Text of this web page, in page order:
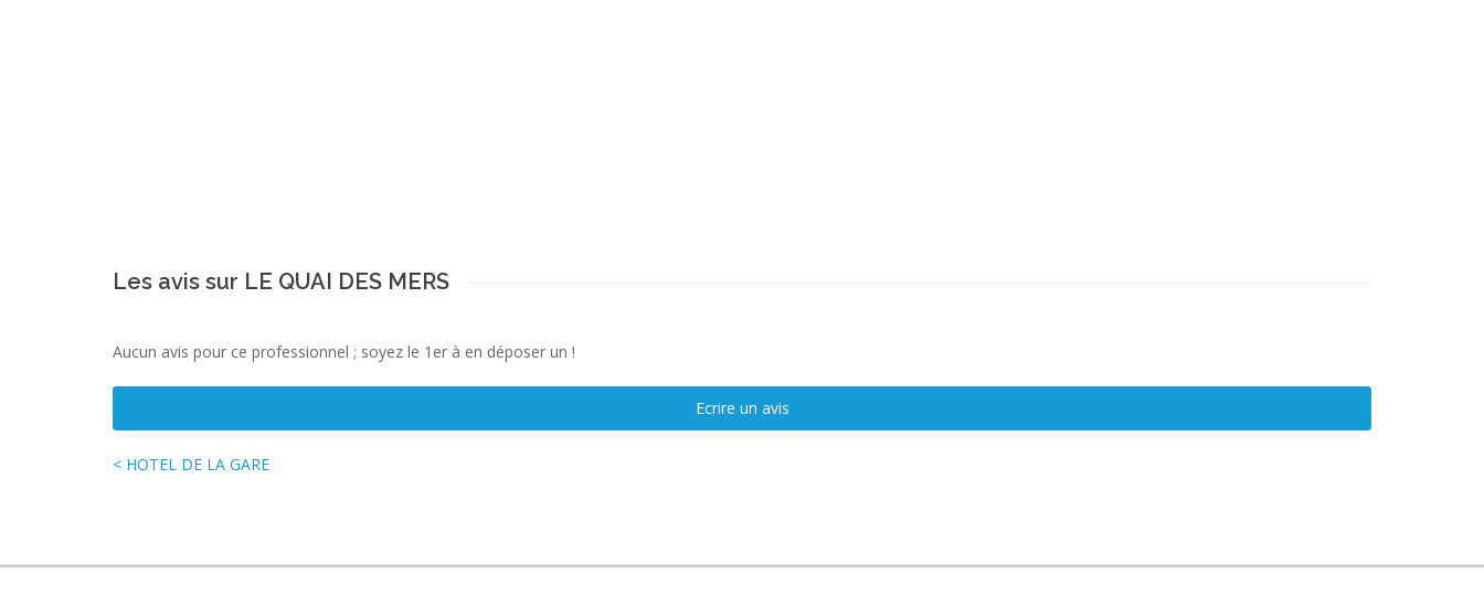
Les avis sur LE QUAI DES MERS
Aucun avis pour ce professionnel ; soyez le 1er à en déposer un !
Ecrire un avis
< HOTEL DE LA GARE